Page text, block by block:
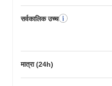
सर्वकालिक उच्च
मात्रा (24h)